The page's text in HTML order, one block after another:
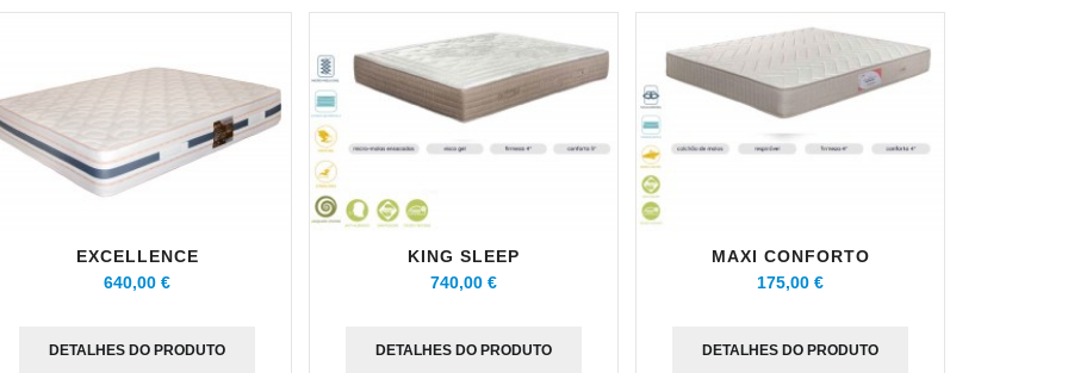
EXCELLENCE
640,00 €
DETALHES DO PRODUTO
KING SLEEP
740,00 €
DETALHES DO PRODUTO
MAXI CONFORTO
175,00 €
DETALHES DO PRODUTO